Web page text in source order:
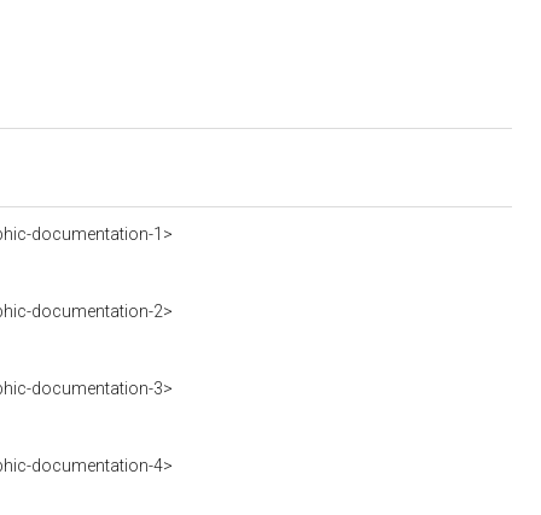
documentation-1>
documentation-2>
documentation-3>
documentation-4>